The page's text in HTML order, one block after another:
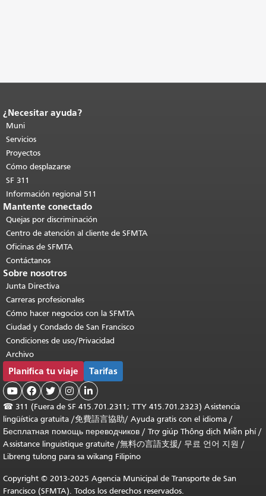
Fin del contenido de la página.
de esta página se repite en todas las
páginas.Volver al principio del
contenido principal
¿Necesitar ayuda?
Muni
Servicios
Proyectos
Cómo desplazarse
SF 311
Información regional 511
Mantente conectado
Quejas por discriminación
Centro de atención al cliente de SFMTA
Oficinas de SFMTA
Contáctanos
Sobre nosotros
Junta Directiva
Carreras profesionales
Cómo hacer negocios con la SFMTA
Ciudad y Condado de San Francisco
Condiciones de uso/Privacidad
Archivo
Planifica tu viaje Tarifas
    
☎ 311 (Fuera de SF 415.701.2311; TTY 415.701.2323) Asistencia
lingüística gratuita /免費語言協助/ Ayuda gratis con el idioma /
Бесплатная помощь переводчиков / Trợ giúp Thông dịch Miễn phí/
Assistance linguistique gratuite /無料の言語支援/ 무료 언어 지원 /
Libreng tulong para sa wikang Filipino
Copyright © 2013-2025 Agencia Municipal de Transporte de San
Francisco (SFMTA). Todos los derechos reservados.